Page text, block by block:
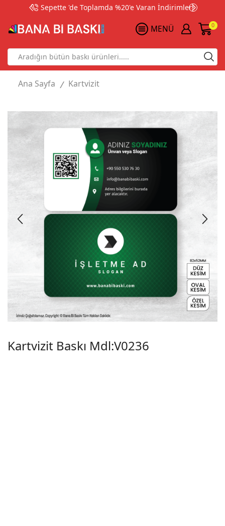
Sepette 'de Toplamda %20'e Varan İndirimler!
MENÜ 0
Search
input
Ana Sayfa / Kartvizit
Kartvizit Baskı Mdl:V0236